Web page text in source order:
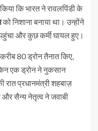
कि भारत ने रावलपिंडी के
को निशाना बनाया था। उन्होंने
और कुछ कर्मी घायल हुए।
80 ड्रोन तैनात किए,
एक ड्रोन ने नुकसान
रात प्रधानमंत्री शहबाज़
और सैन्य नेतृत्व ने जवाबी